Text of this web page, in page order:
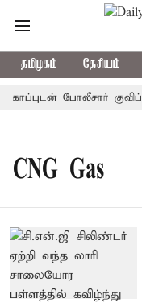
தமிழகம் தேசியம்
போலீசார் குவிப்பு
CNG Gas